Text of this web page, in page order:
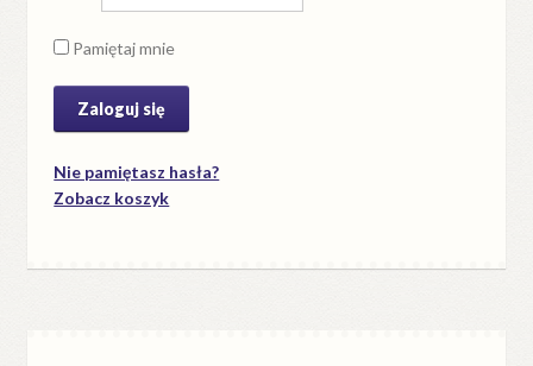
Pamiętaj mnie
Nie pamiętasz hasła?
Zobacz koszyk